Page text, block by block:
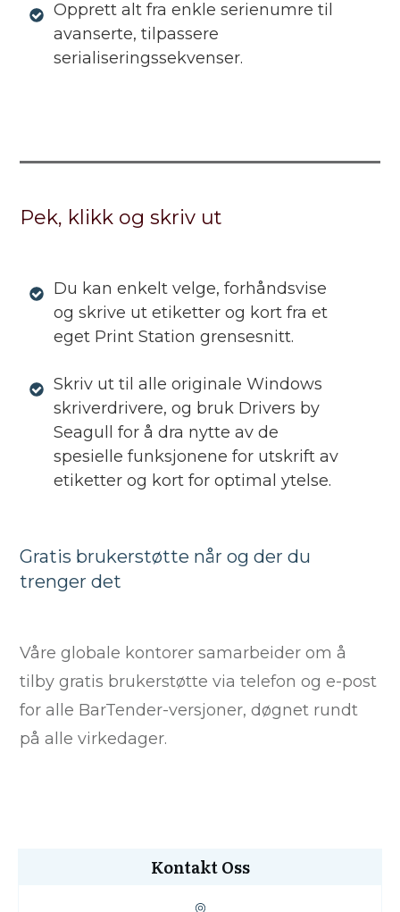
Opprett alt fra enkle serienumre til
avanserte, tilpassere
serialiseringssekvenser.
Pek, klikk og skriv ut
Du kan enkelt velge, forhåndsvise
og skrive ut etiketter og kort fra et
eget Print Station grensesnitt.
Skriv ut til alle originale Windows
skriverdrivere, og bruk Drivers by
Seagull for å dra nytte av de
spesielle funksjonene for utskrift av
etiketter og kort for optimal ytelse.
Gratis brukerstøtte når og der du
trenger det
Våre globale kontorer samarbeider om å
tilby gratis brukerstøtte via telefon og e-post
for alle BarTender-versjoner, døgnet rundt
på alle virkedager.
Kontakt Oss